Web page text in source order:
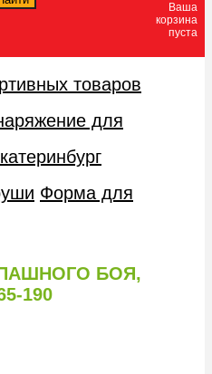
Ваша
корзина
пуста
товаров
для
Форма для
БОЯ,
190